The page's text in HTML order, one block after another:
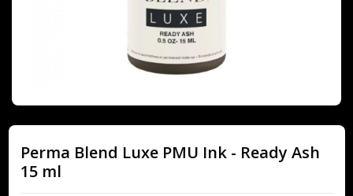
Perma Blend Luxe PMU Ink - Ready Ash
15 ml